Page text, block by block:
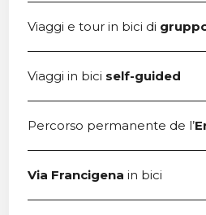
Viaggi e tour in bici di
Viaggi in bici self-guided
Percorso permanente de l’
Via Francigena in bici